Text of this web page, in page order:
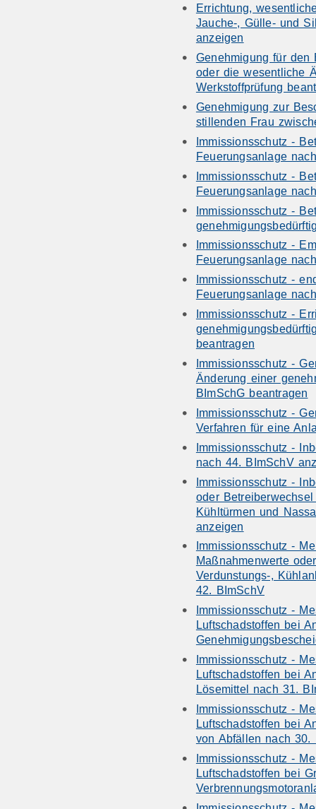
Errichtung,
Jauche-, Gülle- und
anzeigen
Genehmigung für den
oder die wesentliche
Werkstoffprüfung
Genehmigung zur
stillenden Frau
Immissionsschutz -
Feuerungsanlage
Immissionsschutz -
Feuerungsanlage
Immissionsschutz -
Immissionsschutz -
Feuerungsanlage
Immissionsschutz -
Feuerungsanlage
Immissionsschutz -
beantragen
Immissionsschutz -
Änderung einer
BImSchG beantragen
Immissionsschutz -
Verfahren für eine
Immissionsschutz -
nach 44. BImSchV
Immissionsschutz -
oder
Kühltürmen und
anzeigen
Immissionsschutz -
Maßnahmenwerte
Verdunstungs-,
42. BImSchV
Immissionsschutz -
Luftschadstoffen bei
Immissionsschutz -
Luftschadstoffen bei
Lösemittel nach 31.
Immissionsschutz -
Luftschadstoffen bei
von Abfällen nach 30.
Immissionsschutz -
Luftschadstoffen bei